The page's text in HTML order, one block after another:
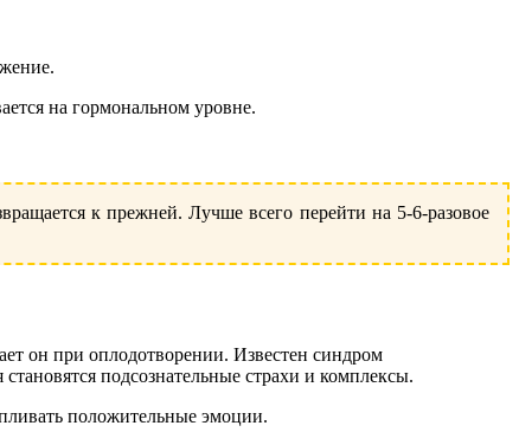
на гормональном уровне.
к прежней. Лучше всего перейти на 5-6-разовое
он при оплодотворении. Известен синдром
подсознательные страхи и комплексы.
положительные эмоции.